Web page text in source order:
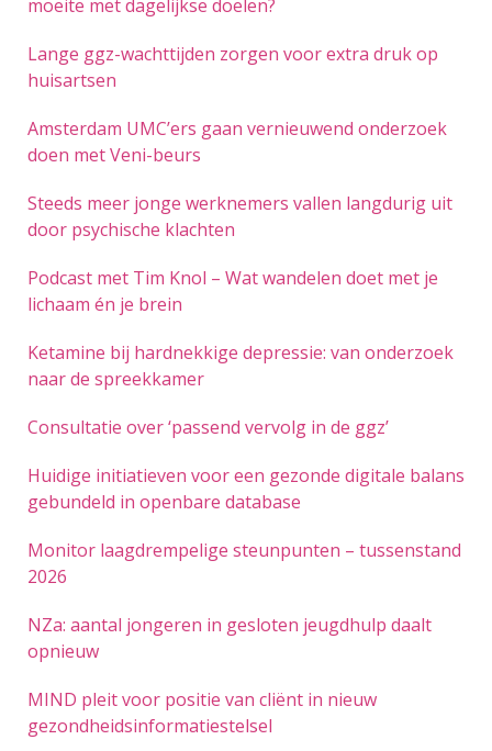
moeite met dagelijkse doelen?
Lange ggz-wachttijden zorgen voor extra druk op
huisartsen
Amsterdam UMC’ers gaan vernieuwend onderzoek
doen met Veni-beurs
Steeds meer jonge werknemers vallen langdurig uit
door psychische klachten
Podcast met Tim Knol – Wat wandelen doet met je
lichaam én je brein
Ketamine bij hardnekkige depressie: van onderzoek
naar de spreekkamer
Consultatie over ‘passend vervolg in de ggz’
Huidige initiatieven voor een gezonde digitale balans
gebundeld in openbare database
Monitor laagdrempelige steunpunten – tussenstand
2026
NZa: aantal jongeren in gesloten jeugdhulp daalt
opnieuw
MIND pleit voor positie van cliënt in nieuw
gezondheidsinformatiestelsel